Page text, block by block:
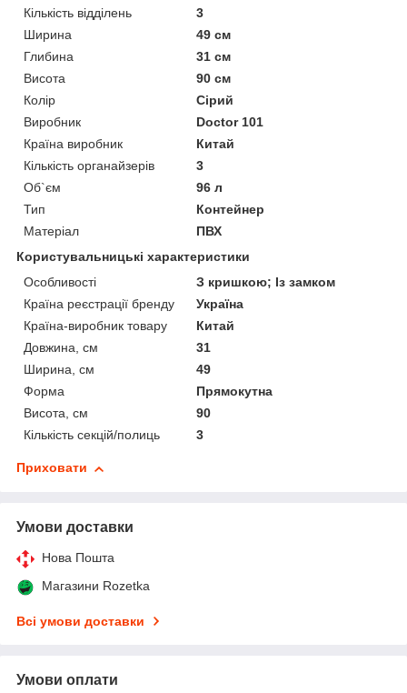
Кількість відділень
3
Ширина
49 см
Глибина
31 см
Висота
90 см
Колір
Сірий
Виробник
Doctor 101
Країна виробник
Китай
Кількість органайзерів
3
Об`єм
96 л
Тип
Контейнер
Матеріал
ПВХ
Користувальницькі характеристики
Особливості
З кришкою; Із замком
Країна реєстрації бренду
Україна
Країна-виробник товару
Китай
Довжина, см
31
Ширина, см
49
Форма
Прямокутна
Висота, см
90
Кількість секцій/полиць
3
Приховати
Умови доставки
Нова Пошта
Магазини Rozetka
Всі умови доставки
Умови оплати